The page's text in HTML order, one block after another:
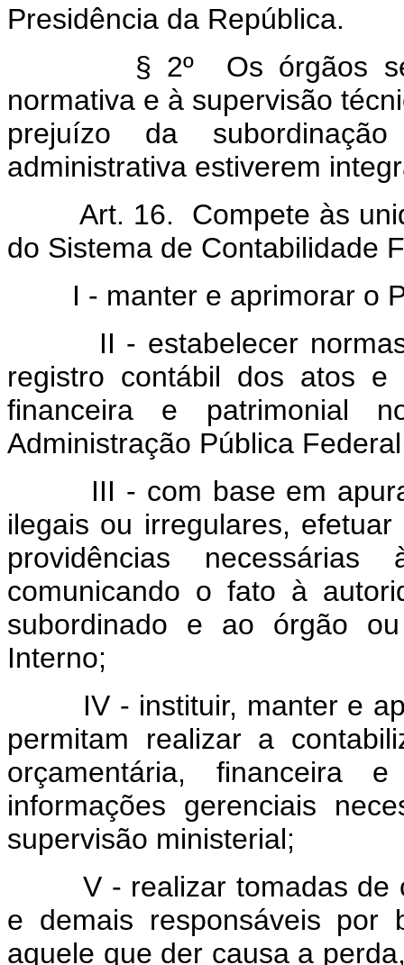
Presidência da República.
§ 2º Os órgãos
normativa e à supervisão
prejuízo da
administrativa estiverem
Art. 16. Compete às
do Sistema de Contabilidade
I - manter e aprimorar o
II - estabelecer normas
registro contábil dos atos e
financeira e patrimonial
Administração Pública
III - com base em
ilegais ou irregulares,
providências
comunicando o fato à
subordinado e ao órgão
Interno;
IV - instituir, manter e
permitam realizar a
orçamentária,
informações gerenciais
supervisão ministerial;
V - realizar tomadas de
e demais responsáveis
aquele que der causa a